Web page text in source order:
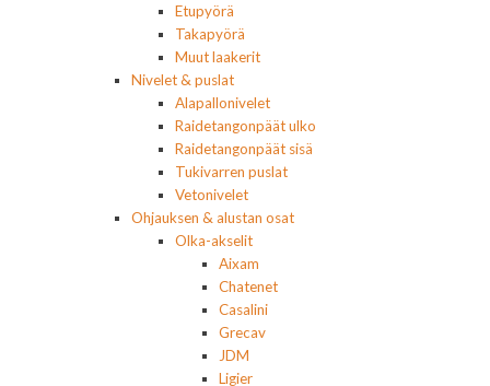
Etupyörä
Takapyörä
Muut laakerit
Nivelet & puslat
Alapallonivelet
Raidetangonpäät ulko
Raidetangonpäät sisä
Tukivarren puslat
Vetonivelet
Ohjauksen & alustan osat
Olka-akselit
Aixam
Chatenet
Casalini
Grecav
JDM
Ligier